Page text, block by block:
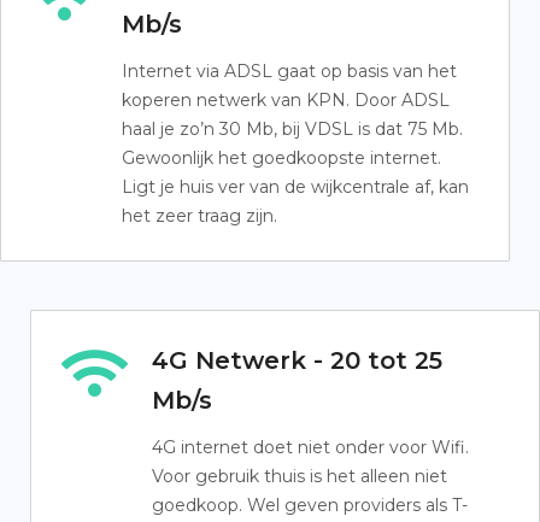
Mb/s
Internet via ADSL gaat op basis van het
koperen netwerk van KPN. Door ADSL
haal je zo’n 30 Mb, bij VDSL is dat 75 Mb.
Gewoonlijk het goedkoopste internet.
Ligt je huis ver van de wijkcentrale af, kan
het zeer traag zijn.
4G Netwerk - 20 tot 25
Mb/s
4G internet doet niet onder voor Wifi.
Voor gebruik thuis is het alleen niet
goedkoop. Wel geven providers als T-